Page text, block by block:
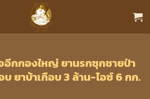
อีกกองใหญ่ ยานรกซุกชายป่า
บ ยาบ้าเกือบ 3 ล้าน-ไอซ์ 6 กก.